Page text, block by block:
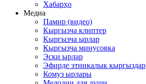
Хабарҳо
Медиа
Памир (видео)
Кыргызча клиптер
Кыргызча ырлар
Кыргызча минусовка
Эски ырлар
Эфирде этникалык кыргыздар
Комуз ырлары